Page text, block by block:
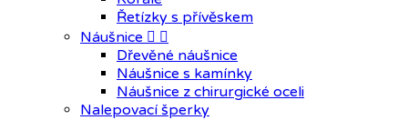
Řetízky s přívěskem
Náušnice  
Dřevěné náušnice
Náušnice s kamínky
Náušnice z chirurgické oceli
Nalepovací šperky